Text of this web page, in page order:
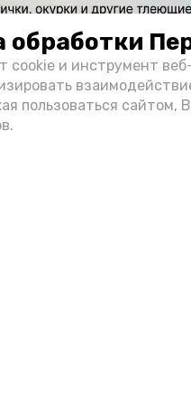
обработки
cookie и инструмент
пользоваться сайтом,